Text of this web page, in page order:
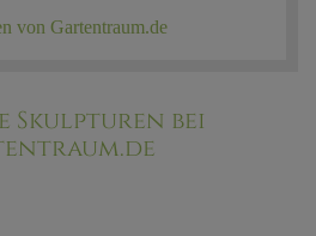
von Gartentraum.de
Skulpturen bei